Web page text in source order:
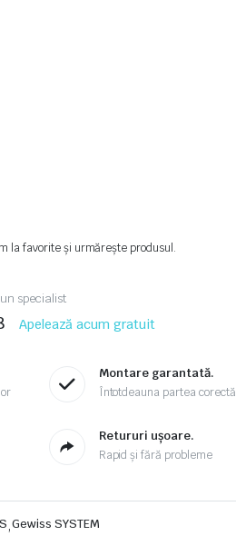
la favorite și urmărește produsul.
specialist
Apelează acum gratuit
Montare garantată.
Întotdeauna partea corectă
Retururi ușoare.
Rapid și fără probleme
,Gewiss SYSTEM